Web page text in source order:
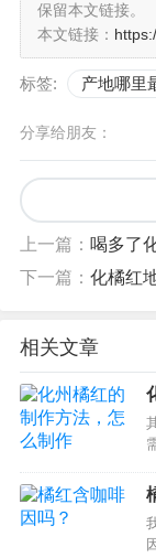
保留本文链接。
本文链接：
标签: 产地哪里
分享给朋友：
上一篇： 喝多了
下一篇： 化橘红
相关文章